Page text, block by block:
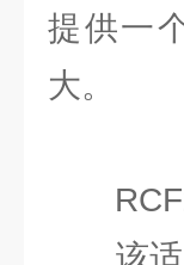
提供⼀
⼤。
RCF2/
该适